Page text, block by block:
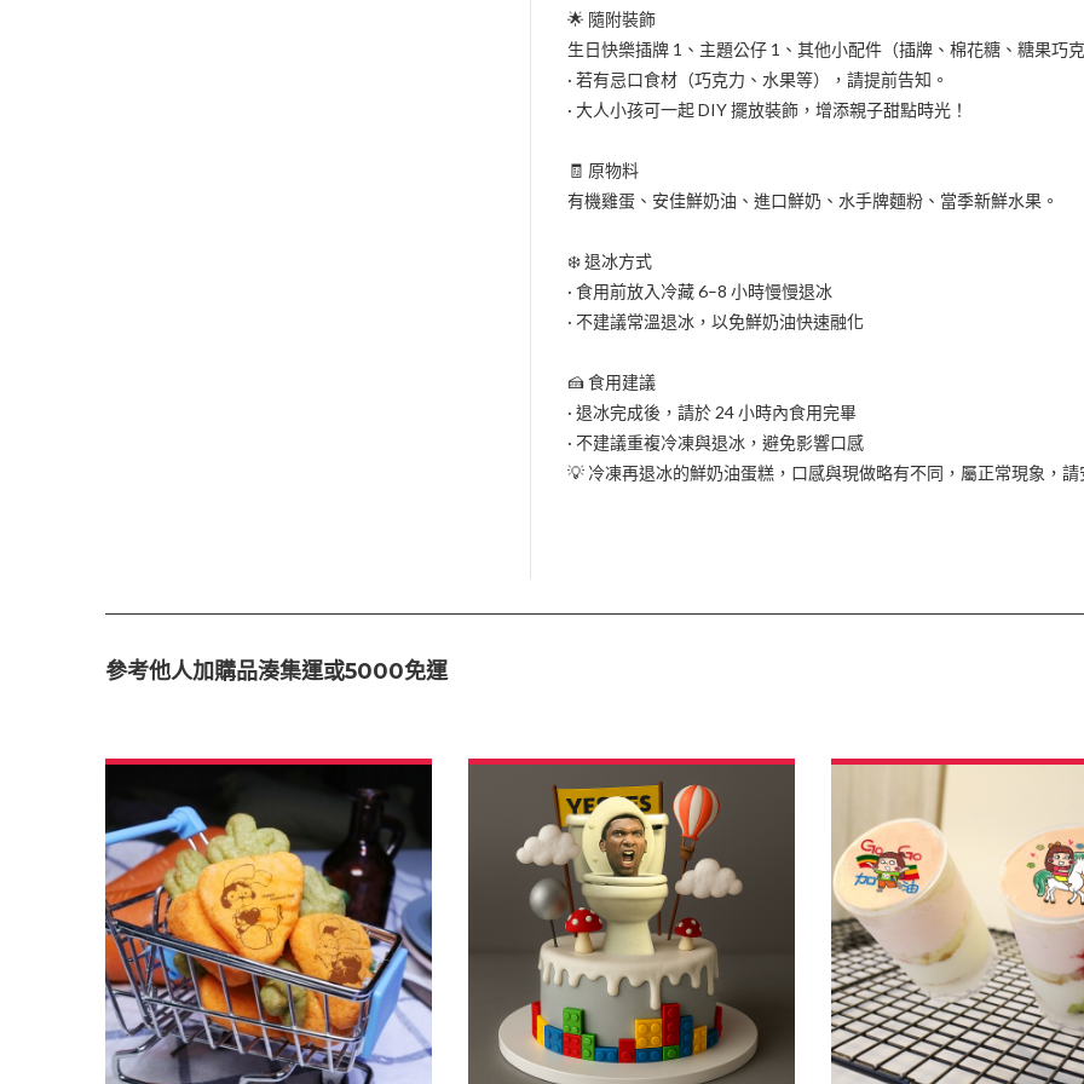
🌟 隨附裝飾
生日快樂插牌 1、主題公仔 1、其他小配件（插牌、棉花糖、糖果巧克
· 若有忌口食材（巧克力、水果等），請提前告知。
· 大人小孩可一起 DIY 擺放裝飾，增添親子甜點時光！
🧾 原物料
有機雞蛋、安佳鮮奶油、進口鮮奶、水手牌麵粉、當季新鮮水果。
❄️ 退冰方式
· 食用前放入冷藏 6–8 小時慢慢退冰
· 不建議常溫退冰，以免鮮奶油快速融化
🍰 食用建議
· 退冰完成後，請於 24 小時內食用完畢
· 不建議重複冷凍與退冰，避免影響口感
💡 冷凍再退冰的鮮奶油蛋糕，口感與現做略有不同，屬正常現象，請
參考他人加購品湊集運或5000免運